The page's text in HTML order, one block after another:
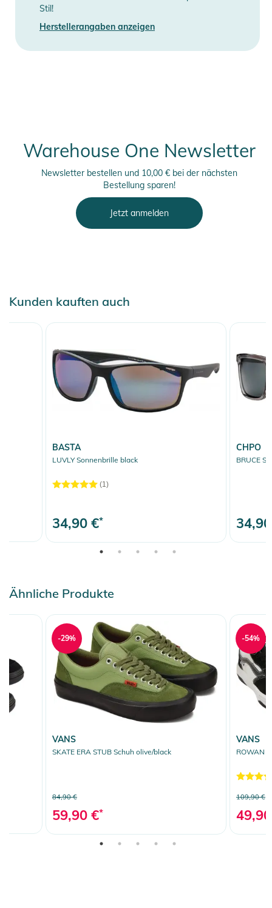
Stil!
Herstellerangaben anzeigen
Warehouse One Newsletter
Newsletter bestellen und 10,00 € bei der nächsten
Bestellung sparen!
Jetzt anmelden
Kunden kauften auch
BASTA
LUVLY Sonnenbrille black
(1)
34,90 €*
CHPO
BRUCE
Ähnliche Produkte
VANS
SKATE ERA STUB Schuh olive/black
84,90 €
59,90 €*
-29%
VANS
ROWAN
109,90 €
-54%